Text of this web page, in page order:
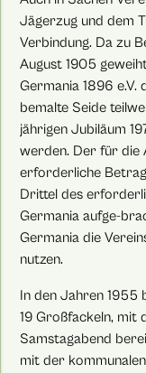
Jägerzug und dem
Verbindung. Da zu
August 1905
Germania 1896
bemalte Seide
jährigen Jubiläum
werden. Der für die
erforderliche
Drittel des
Germania aufge-
Germania die
nutzen.
In den Jahren 1955
19 Großfackeln, mit
Samstagabend
mit der